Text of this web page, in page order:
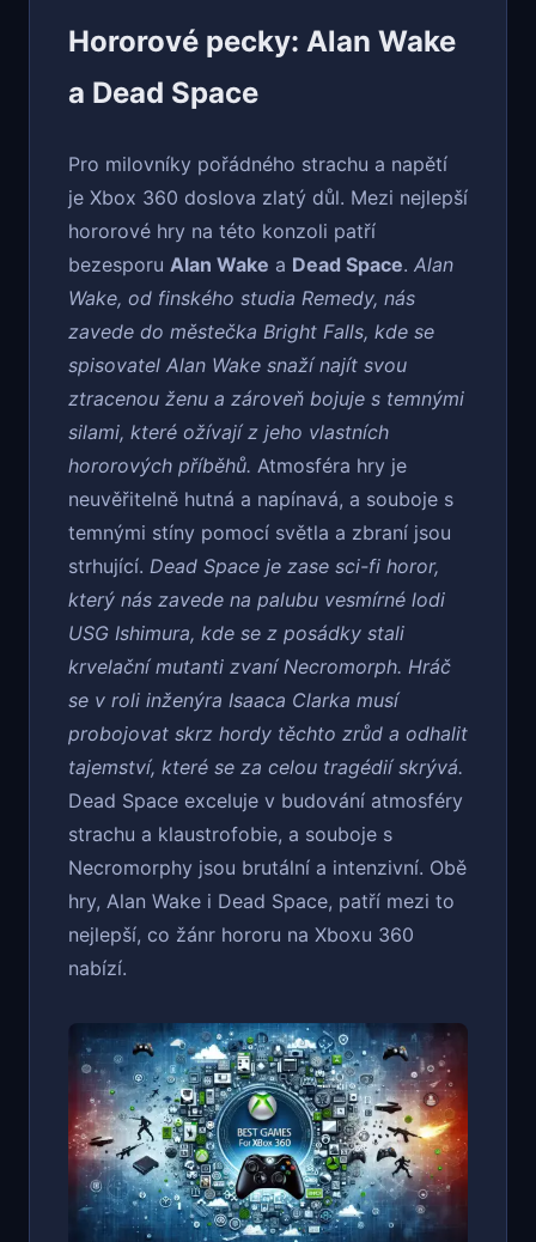
Hororové pecky: Alan Wake
a Dead Space
Pro milovníky pořádného strachu a napětí
je Xbox 360 doslova zlatý důl. Mezi nejlepší
hororové hry na této konzoli patří
bezesporu Alan Wake a Dead Space. Alan
Wake, od finského studia Remedy, nás
zavede do městečka Bright Falls, kde se
spisovatel Alan Wake snaží najít svou
ztracenou ženu a zároveň bojuje s temnými
silami, které ožívají z jeho vlastních
hororových příběhů. Atmosféra hry je
neuvěřitelně hutná a napínavá, a souboje s
temnými stíny pomocí světla a zbraní jsou
strhující. Dead Space je zase sci-fi horor,
který nás zavede na palubu vesmírné lodi
USG Ishimura, kde se z posádky stali
krvelační mutanti zvaní Necromorph. Hráč
se v roli inženýra Isaaca Clarka musí
probojovat skrz hordy těchto zrůd a odhalit
tajemství, které se za celou tragédií skrývá.
Dead Space exceluje v budování atmosféry
strachu a klaustrofobie, a souboje s
Necromorphy jsou brutální a intenzivní. Obě
hry, Alan Wake i Dead Space, patří mezi to
nejlepší, co žánr hororu na Xboxu 360
nabízí.